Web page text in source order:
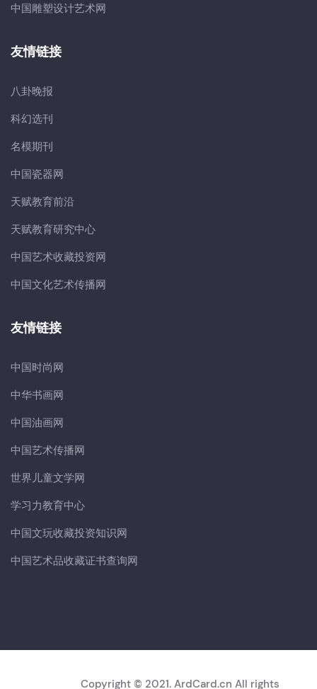
中国雕塑设计艺术网
友情链接
八卦晚报
科幻选刊
名模期刊
中国瓷器网
天赋教育前沿
天赋教育研究中心
中国艺术收藏投资网
中国文化艺术传播网
友情链接
中国时尚网
中华书画网
中国油画网
中国艺术传播网
世界儿童文学网
学习力教育中心
中国文玩收藏投资知识网
中国艺术品收藏证书查询网
Copyright © 2021. ArdCard.cn All rights